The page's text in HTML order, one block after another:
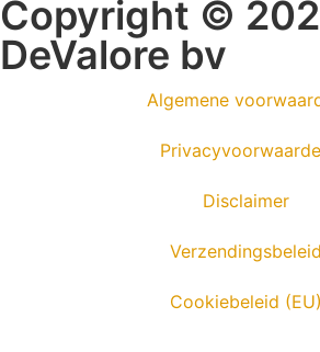
Copyright ©
DeValore bv
Algemene
Disclaimer
Verzendingsbeleid
Cookiebeleid (EU)